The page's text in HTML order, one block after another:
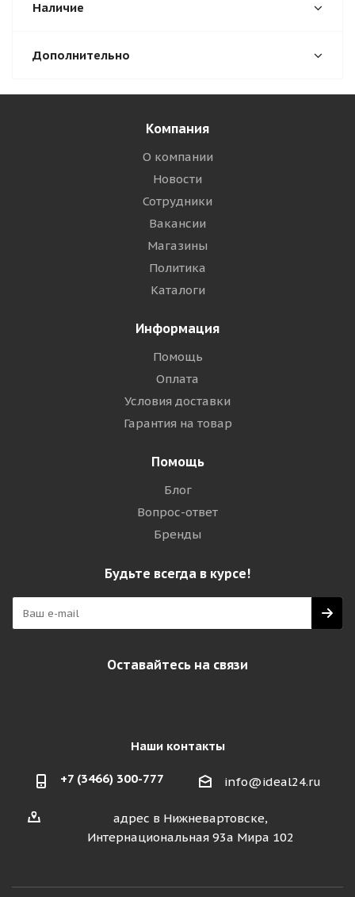
Наличие
Дополнительно
Компания
О компании
Новости
Сотрудники
Вакансии
Магазины
Политика
Каталоги
Информация
Помощь
Оплата
Условия доставки
Гарантия на товар
Помощь
Блог
Вопрос-ответ
Бренды
Будьте всегда в курсе!
Оставайтесь на связи
Наши контакты
+7 (3466) 300-777 info@ideal24.ru
адрес в Нижневартовске,
Интернациональная 93а Мира 102